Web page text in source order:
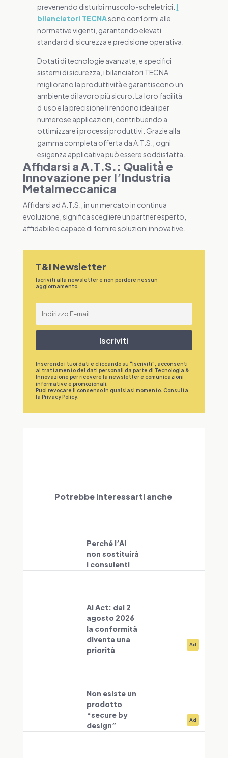
prevenendo disturbi muscolo-scheletrici. I
bilanciatori TECNAsono conformi alle
normative vigenti, garantendo elevati
standard di sicurezza e precisione operativa.
Dotati di tecnologie avanzate, e specifici
sistemi di sicurezza, i bilanciatori TECNA
migliorano la produttività e garantiscono un
ambiente di lavoro più sicuro. La loro facilità
d’uso e la precisione li rendono ideali per
numerose applicazioni, contribuendo a
ottimizzare i processi produttivi. Grazie alla
gamma completa offerta da A.T.S., ogni
esigenza applicativa può essere soddisfatta.
Affidarsi a A.T.S.: Qualità e
Innovazione per l’Industria
Metalmeccanica
Affidarsi ad A.T.S., in un mercato in continua
evoluzione, significa scegliere un partner esperto,
affidabile e capace di fornire soluzioni innovative.
T&I Newsletter
Iscriviti alla newsletter e non perdere nessun
aggiornamento.
Iscriviti
Inserendo i tuoi dati e cliccando su “Iscriviti", acconsenti
al trattamento dei dati personali da parte di Tecnologia &
Innovazione per ricevere la newsletter e comunicazioni
informative e promozionali.
Puoi revocare il consenso in qualsiasi momento. Consulta
la Privacy Policy.
Potrebbe interessarti anche
Perché l’AI
non sostituirà
i consulenti
AI Act: dal 2
agosto 2026
la conformità
diventa una
priorità
Ad
Non esiste un
prodotto
“secure by
design”
Ad